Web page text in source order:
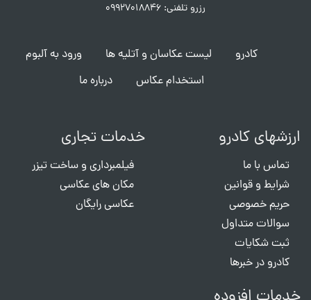
رزرو تلفنی: ۰۹۹۲۷۰۱۸۸۴۶
کادرو لیست عکاسان و آتلیه ها
ورود به آلبوم
استخدام عکاس
درباره ما
ارزشهای کادرو
تماس با ما
شرایط و قوانین
حریم خصوصی
سوالات متداول
ثبت شکایات
کادرو در خبرها
خدمات تجاری
فیلمبرداری و ساخت تیزر
مکان های عکاسی
عکاسی رایگان